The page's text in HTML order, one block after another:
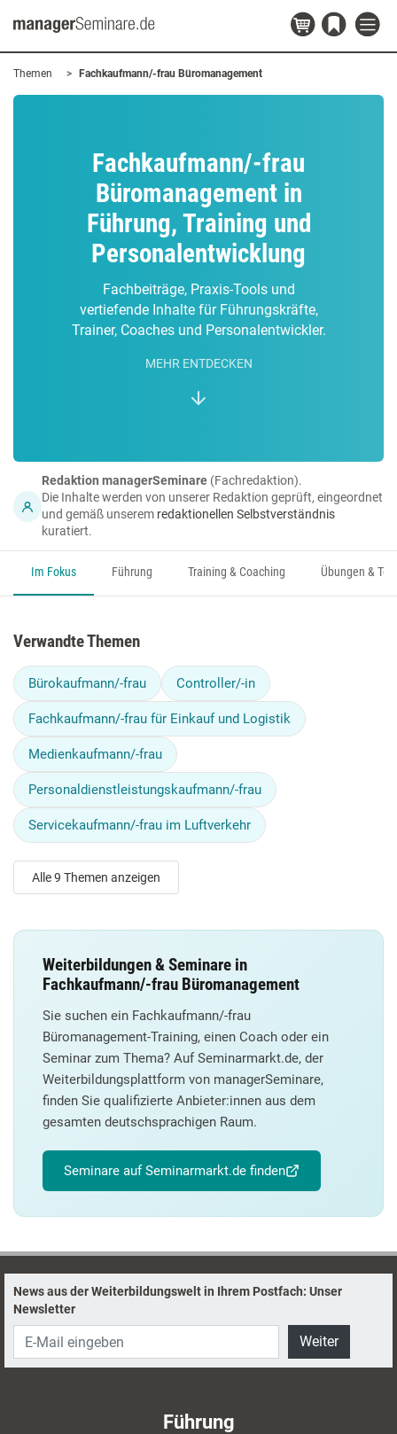
Themen Fachkaufmann/-frau Büromanagement
Fachkaufmann/-frau
Büromanagement in
Führung, Training und
Personalentwicklung
Fachbeiträge, Praxis-Tools und
vertiefende Inhalte für Führungskräfte,
Trainer, Coaches und Personalentwickler.
MEHR ENTDECKEN
Redaktion managerSeminare (Fachredaktion).
Die Inhalte werden von unserer Redaktion geprüft, eingeordnet
und gemäß unserem redaktionellen Selbstverständnis
kuratiert.
Im Fokus Führung Training & Coaching Übungen &
Verwandte Themen
Bürokaufmann/-frau Controller/-in
Fachkaufmann/-frau für Einkauf und Logistik
Medienkaufmann/-frau
Personaldienstleistungskaufmann/-frau
Servicekaufmann/-frau im Luftverkehr
Alle 9 Themen anzeigen
Weiterbildungen & Seminare in
Fachkaufmann/-frau Büromanagement
Sie suchen ein Fachkaufmann/-frau
Büromanagement-Training, einen Coach oder ein
Seminar zum Thema? Auf Seminarmarkt.de, der
Weiterbildungsplattform von managerSeminare,
finden Sie qualifizierte Anbieter:innen aus dem
gesamten deutschsprachigen Raum.
Seminare auf Seminarmarkt.de finden
News aus der Weiterbildungswelt in Ihrem Postfach: Unser
Newsletter
Weiter
Führung